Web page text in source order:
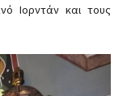
Ιορντάν και τους